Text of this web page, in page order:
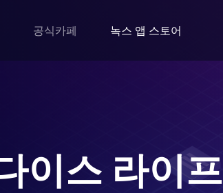
공식카페 녹스 앱 스토어
이스 라이프